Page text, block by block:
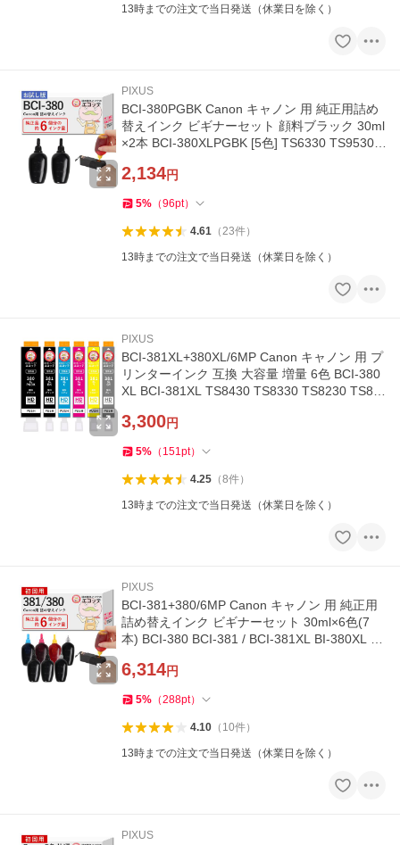
13時までの注文で当日発送（休業日を除く）
PIXUS
BCI-380PGBK Canon キャノン 用 純正用詰め
替えインク ビギナーセット 顔料ブラック 30ml
×2本 BCI-380XLPGBK [5色] TS6330 TS9530 T
2,134円
5% （96pt）
4.61（23件）
13時までの注文で当日発送（休業日を除く）
PIXUS
BCI-381XL+380XL/6MP Canon キャノン 用 プ
リンターインク 互換 大容量 増量 6色 BCI-380
XL BCI-381XL TS8430 TS8330 TS8230 TS81
3,300円
5% （ 151pt）
4.25（8件）
13時までの注文で当日発送（休業日を除く）
PIXUS
BCI-381+380/6MP Canon キャノン 用 純正用
詰め替えインク ビギナーセット 30ml×6色(7
本) BCI-380 BCI-381 / BCI-381XL BI-380XL T
6,314円
5% （288pt）
4.10（ 10件）
13時までの注文で当日発送（休業日を除く）
PIXUS